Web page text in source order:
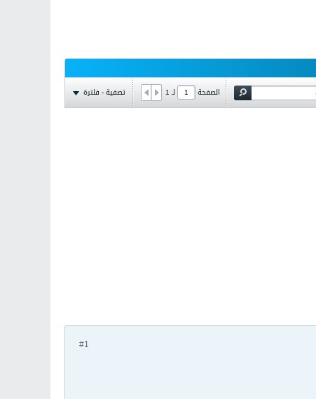
الصفحة لـ1 تصفية - فلترة
#1